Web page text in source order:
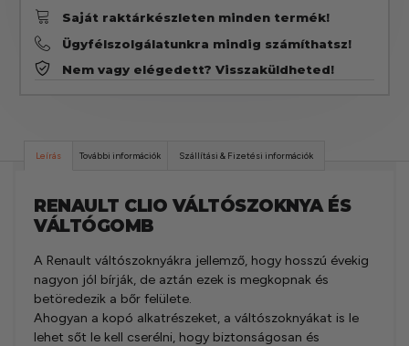
Saját raktárkészleten minden termék!
Ügyfélszolgálatunkra mindig számíthatsz!
Nem vagy elégedett? Visszaküldheted!
Leírás További információk Szállítási & Fizetési információk
RENAULT CLIO VÁLTÓSZOKNYA ÉS
VÁLTÓGOMB
A Renault váltószoknyákra jellemző, hogy hosszú évekig
nagyon jól bírják, de aztán ezek is megkopnak és
betöredezik a bőr felülete.
Ahogyan a kopó alkatrészeket, a váltószoknyákat is le
lehet sőt le kell cserélni, hogy biztonságosan és